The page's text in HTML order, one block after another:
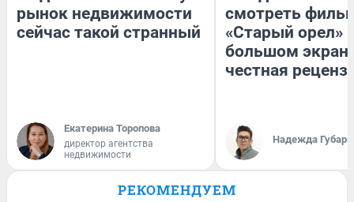
рынок недвижимости
сейчас такой странный
Екатерина Торопова
директор агентства
недвижимости
смотреть
«Старый орел»
большом
честная
Надежда Губарь
РЕКОМЕНДУЕМ